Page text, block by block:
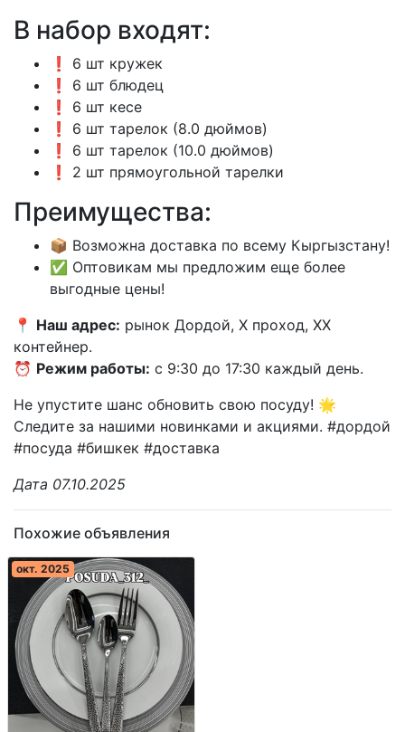
В набор входят:
❗️ 6 шт кружек
❗️ 6 шт блюдец
❗️ 6 шт кесе
❗️ 6 шт тарелок (8.0 дюймов)
❗️ 6 шт тарелок (10.0 дюймов)
❗️ 2 шт прямоугольной тарелки
Преимущества:
📦 Возможна доставка по всему Кыргызстану!
✅ Оптовикам мы предложим еще более
выгодные цены!
📍 Наш адрес: рынок Дордой, X проход, XX
контейнер.
⏰ Режим работы: с 9:30 до 17:30 каждый день.
Не упустите шанс обновить свою посуду! 🌟
Следите за нашими новинками и акциями. #дордой
#посуда #бишкек #доставка
Дата 07.10.2025
Похожие объявления
окт. 2025